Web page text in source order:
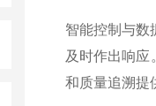
智能控制与数
及时作出响
和质量追溯提